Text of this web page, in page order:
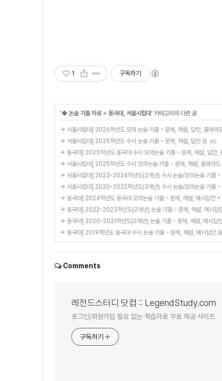
1 구독하기
'◆ 논술 기출 자료 > 동국대, 서울시립대' 카테고리의 다른 글
→ 서울시립대] 2026학년도 모의 논술 기출 - 문제, 해설, 답안, 출제의
→ 서울시립대] 2025학년도 수시 논술 기출 - 문제, 해설, 답안 등 (0)
→ 동국대] 2025학년도 동국대 수시 모의논술 기출 - 문제, 해설, 답안,
→ 서울시립대] 2025학년도 수시 모의논술 기출 - 문제, 해설, 출제의
→ 서울시립대] 2023-2024학년도(2개년) 수시 논술/모의논술 기출 -
→ 서울시립대] 2020-2022학년도(3개년) 수시 논술/모의논술 기출 -
→ 동국대] 2024학년도 동국대 모의논술 기출 - 문제, 해설, 예시답안 +
→ 동국대] 2022-2023학년도(2개년) 논술 기출 - 문제, 해설, 예시답
→ 동국대] 2020-2021학년도(2개년) 논술 기출 - 문제, 해설, 예시답
→ 동국대] 2019학년도 동국대 수시 논술 기출 - 문제, 해설, 예시답안 등
Comments
레전드스터디 닷컴 :: LegendStudy.com
로그인/회원가입 필요 없는 학습자료 무료 제공 사이트
구독하기